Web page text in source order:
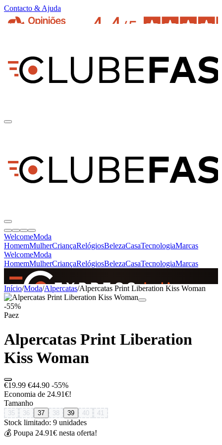
Contacto & Ajuda
WelcomeModa
HomemMulherCriançaRelógiosBelezaCasaTecnologiaMarcas
WelcomeModa
HomemMulherCriançaRelógiosBelezaCasaTecnologiaMarcas
SINCE 2005
Início/Moda/Alpercatas/Alpercatas Print Liberation Kiss Woman
-55%
Paez
Alpercatas Print Liberation
Kiss Woman
€19.99 €44.90 -55%
Economia de 24.91€!
Tamanho
35 36 37 38 39 40 41
Stock limitado: 9 unidades
💰 Poupa 24.91€ nesta oferta!